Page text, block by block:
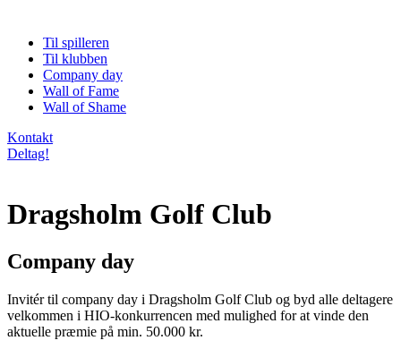
Til spilleren
Til klubben
Company day
Wall of Fame
Wall of Shame
Kontakt
Deltag!
Dragsholm Golf Club
Company day
Invitér til company day i Dragsholm Golf Club og byd alle deltagere
velkommen i HIO-konkurrencen med mulighed for at vinde den
aktuelle præmie på min. 50.000 kr.